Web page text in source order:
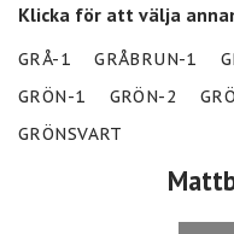
Klicka för att välja
GRÅ-1 GRÅBRUN-1
GRÖN-1
GRÖN-2
GRÖNSVART